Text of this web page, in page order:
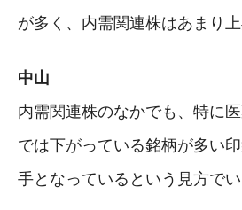
が多く、内需関連株はあまり上
中山
内需関連株のなかでも、特に
では下がっている銘柄が多い
手となっているという見方でい